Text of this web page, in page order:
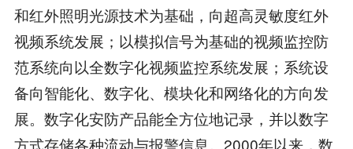
和红外照明光源技术为基础，向超高灵敏度红外
视频系统发展；以模拟信号为基础的视频监控防
范系统向以全数字化视频监控系统发展；系统设
备向智能化、数字化、模块化和网络化的方向发
展。数字化安防产品能全方位地记录，并以数字
方式存储各种流动与报警信息。2000年以来，数